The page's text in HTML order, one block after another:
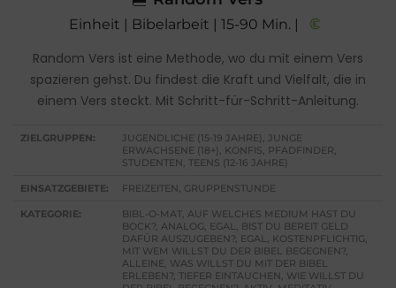
Einheit | Bibelarbeit | 15-90 Min. |
Random Vers ist eine Methode, wo du mit einem Vers
spazieren gehst. Du findest die Kraft und Vielfalt, die in
einem Vers steckt. Mit Schritt-für-Schritt-Anleitung.
ZIELGRUPPEN:
JUGENDLICHE (15-19 JAHRE), JUNGE
ERWACHSENE (18+), KONFIS, PFADFINDER,
STUDENTEN, TEENS (12-16 JAHRE)
EINSATZGEBIETE: FREIZEITEN, GRUPPENSTUNDE
KATEGORIE:
BIBL-O-MAT, AUF WELCHES MEDIUM HAST DU
BOCK?, ANALOG, EGAL, BIST DU BEREIT GELD
DAFÜR AUSZUGEBEN?, EGAL, KOSTENPFLICHTIG,
MIT WEM WILLST DU DER BIBEL BEGEGNEN?,
ALLEINE, WAS WILLST DU MIT DER BIBEL
ERLEBEN?, TIEFER EINTAUCHEN, WIE WILLST DU